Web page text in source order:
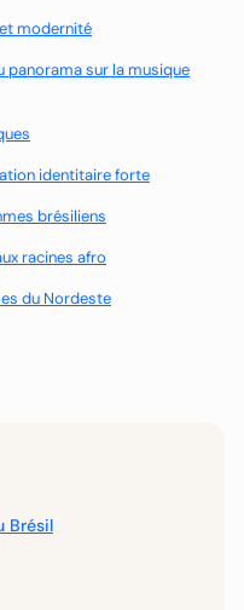
modernité
panorama sur la musique
identitaire forte
brésiliens
racines afro
du Nordeste
Brésil